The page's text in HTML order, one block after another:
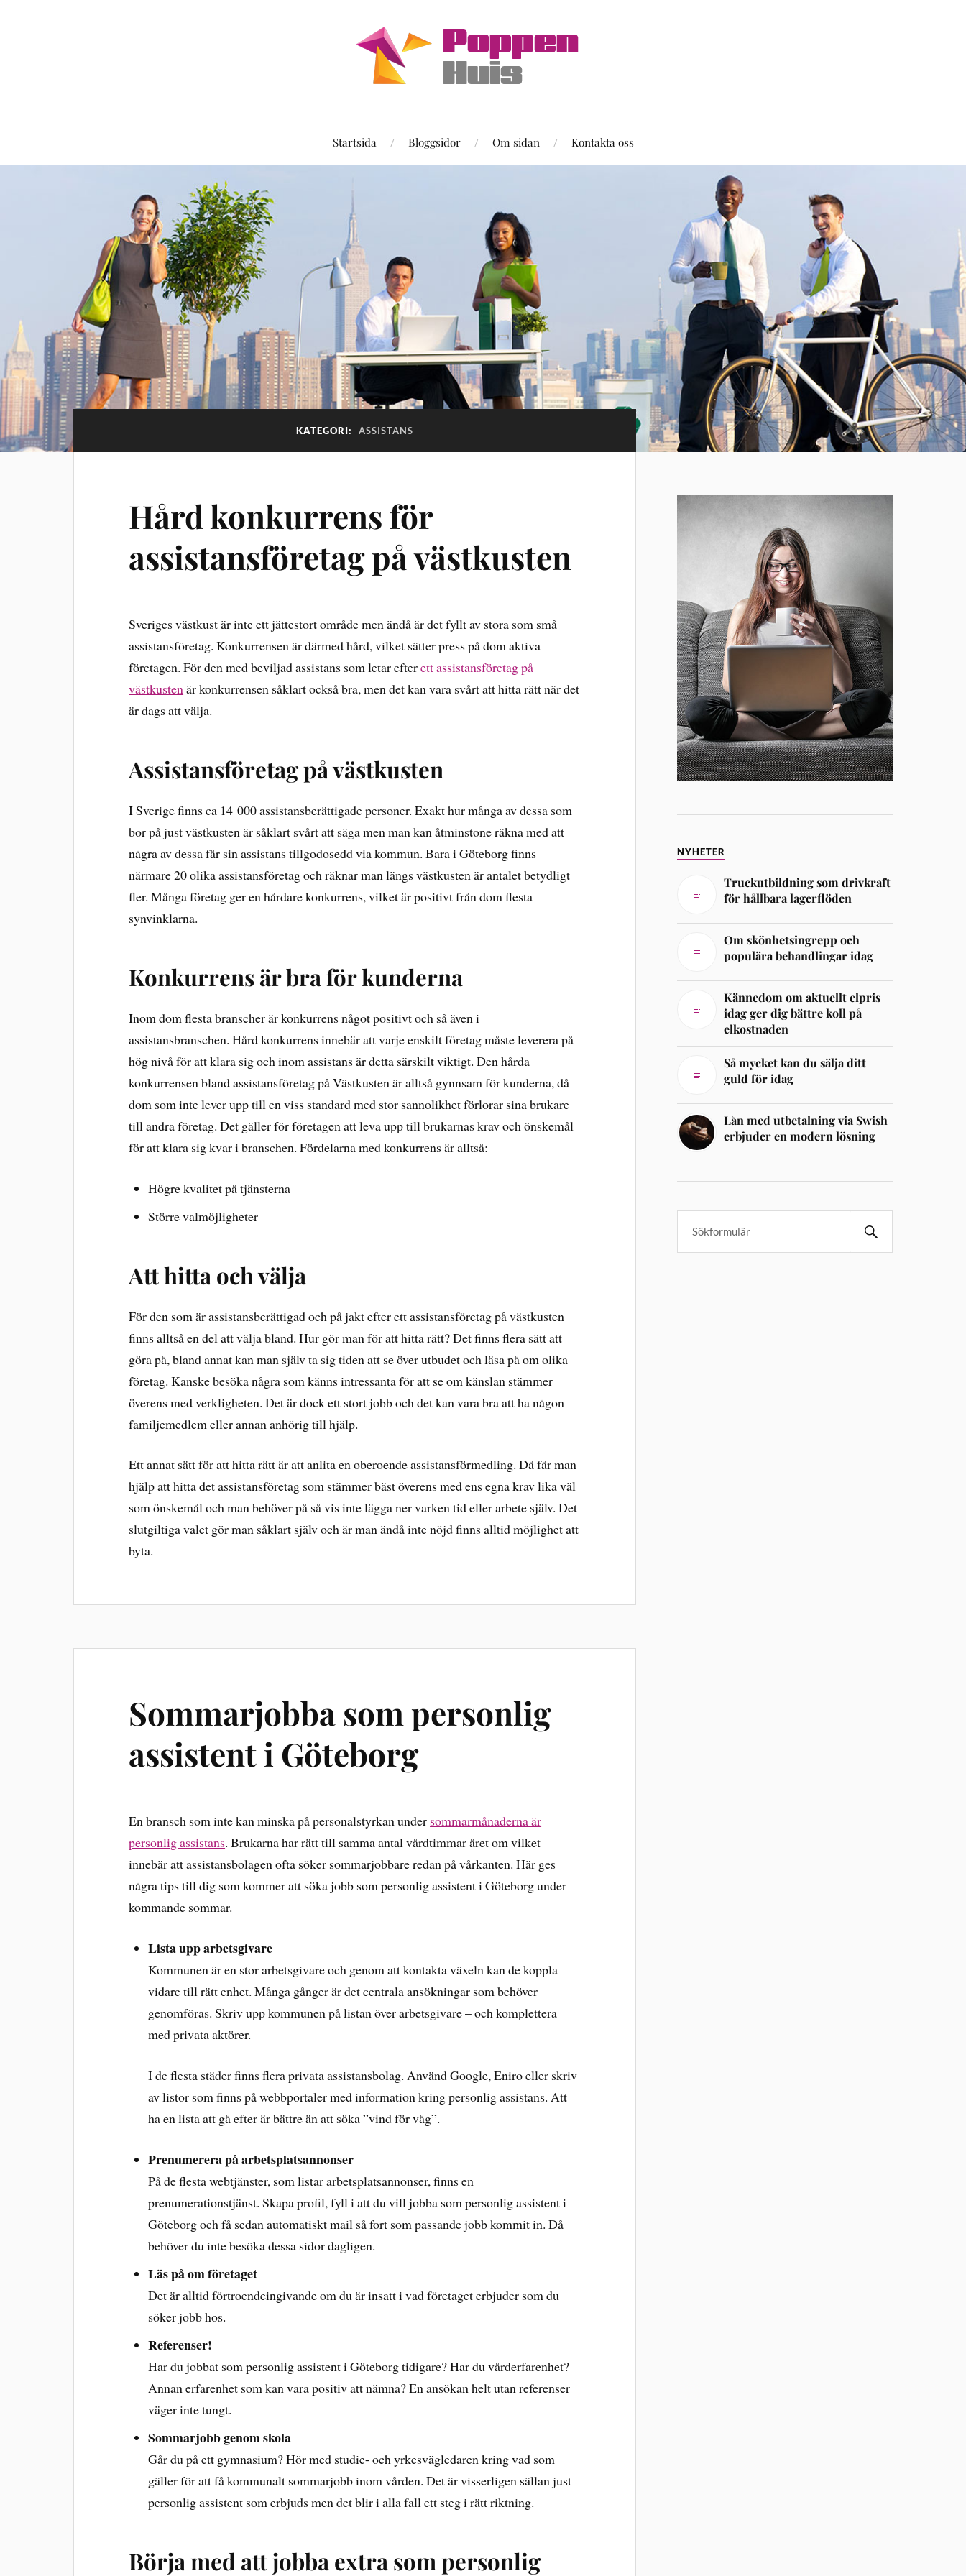
Startsida Bloggsidor Om sidan Kontakta oss
KATEGORI: ASSISTANS
Hård konkurrens för
assistansföretag på västkusten
Sveriges västkust är inte ett jättestort område men ändå är det fyllt av stora som små
assistansföretag. Konkurrensen är därmed hård, vilket sätter press på dom aktiva
företagen. För den med beviljad assistans som letar efterett assistansföretag på
västkustenär konkurrensen såklart också bra, men det kan vara svårt att hitta rätt när det
är dags att välja.
Assistansföretag på västkusten
I Sverige finns ca 14 000 assistansberättigade personer. Exakt hur många av dessa som
bor på just västkusten är såklart svårt att säga men man kan åtminstone räkna med att
några av dessa får sin assistans tillgodosedd via kommun. Bara i Göteborg finns
närmare 20 olika assistansföretag och räknar man längs västkusten är antalet betydligt
fler. Många företag ger en hårdare konkurrens, vilket är positivt från dom flesta
synvinklarna.
Konkurrens är bra för kunderna
Inom dom flesta branscher är konkurrens något positivt och så även i
assistansbranschen. Hård konkurrens innebär att varje enskilt företag måste leverera på
hög nivå för att klara sig och inom assistans är detta särskilt viktigt. Den hårda
konkurrensen bland assistansföretag på Västkusten är alltså gynnsam för kunderna, då
dom som inte lever upp till en viss standard med stor sannolikhet förlorar sina brukare
till andra företag. Det gäller för företagen att leva upp till brukarnas krav och önskemål
för att klara sig kvar i branschen. Fördelarna med konkurrens är alltså:
Högre kvalitet på tjänsterna
Större valmöjligheter
Att hitta och välja
För den som är assistansberättigad och på jakt efter ett assistansföretag på västkusten
finns alltså en del att välja bland. Hur gör man för att hitta rätt? Det finns flera sätt att
göra på, bland annat kan man själv ta sig tiden att se över utbudet och läsa på om olika
företag. Kanske besöka några som känns intressanta för att se om känslan stämmer
överens med verkligheten. Det är dock ett stort jobb och det kan vara bra att ha någon
familjemedlem eller annan anhörig till hjälp.
Ett annat sätt för att hitta rätt är att anlita en oberoende assistansförmedling. Då får man
hjälp att hitta det assistansföretag som stämmer bäst överens med ens egna krav lika väl
som önskemål och man behöver på så vis inte lägga ner varken tid eller arbete själv. Det
slutgiltiga valet gör man såklart själv och är man ändå inte nöjd finns alltid möjlighet att
byta.
Sommarjobba som personlig
assistent i Göteborg
En bransch som inte kan minska på personalstyrkan under sommarmånaderna är
personlig assistans. Brukarna har rätt till samma antal vårdtimmar året om vilket
innebär att assistansbolagen ofta söker sommarjobbare redan på vårkanten. Här ges
några tips till dig som kommer att söka jobb som personlig assistent i Göteborg under
kommande sommar.
Lista upp arbetsgivare
Kommunen är en stor arbetsgivare och genom att kontakta växeln kan de koppla
vidare till rätt enhet. Många gånger är det centrala ansökningar som behöver
genomföras. Skriv upp kommunen på listan över arbetsgivare – och komplettera
med privata aktörer.
I de flesta städer finns flera privata assistansbolag. Använd Google, Eniro eller skriv
av listor som finns på webbportaler med information kring personlig assistans. Att
ha en lista att gå efter är bättre än att söka ”vind för våg”.
Prenumerera på arbetsplatsannonser
På de flesta webtjänster, som listar arbetsplatsannonser, finns en
prenumerationstjänst. Skapa profil, fyll i att du vill jobba som personlig assistent i
Göteborg och få sedan automatiskt mail så fort som passande jobb kommit in. Då
behöver du inte besöka dessa sidor dagligen.
Läs på om företaget
Det är alltid förtroendeingivande om du är insatt i vad företaget erbjuder som du
söker jobb hos.
Referenser!
Har du jobbat som personlig assistent i Göteborg tidigare? Har du vårderfarenhet?
Annan erfarenhet som kan vara positiv att nämna? En ansökan helt utan referenser
väger inte tungt.
Sommarjobb genom skola
Går du på ett gymnasium? Hör med studie- och yrkesvägledaren kring vad som
gäller för att få kommunalt sommarjobb inom vården. Det är visserligen sällan just
personlig assistent som erbjuds men det blir i alla fall ett steg i rätt riktning.
Börja med att jobba extra som personlig
NYHETER
Truckutbildning som drivkraft
för hållbara lagerflöden
Om skönhetsingrepp och
populära behandlingar idag
Kännedom om aktuellt elpris
idag ger dig bättre koll på
elkostnaden
Så mycket kan du sälja ditt
guld för idag
Lån med utbetalning via Swish
erbjuder en modern lösning